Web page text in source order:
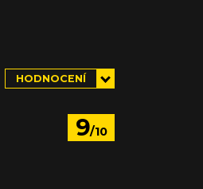
HODNOCENÍ
9/10